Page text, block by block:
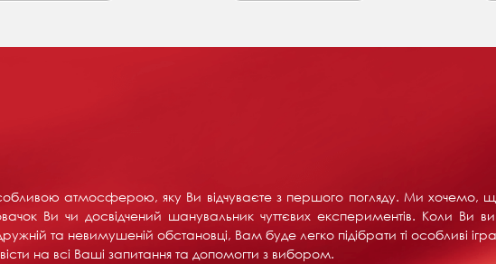
атмосферою, яку Ви відчуваєте з першого погляду. Ми хочемо,
Ви чи досвідчений шанувальник чуттєвих експериментів. Коли Ви
та невимушеній обстановці, Вам буде легко підібрати ті особливі
на всі Ваші запитання та допомогти з вибором.